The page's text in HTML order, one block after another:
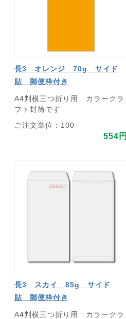
長3 オレンジ 70g サイド
貼 郵便枠付き
A4判横三つ折り用 カラークラ
フト封筒です
ご注文単位：100
554円
長3 スカイ 85g サイド
貼 郵便枠付き
A4判横三つ折り用 カラークラ